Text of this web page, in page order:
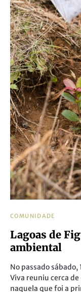
COMUNIDADE
Lagoas de
ambiental
No passado
Viva reuniu cerca
naquela que foi a